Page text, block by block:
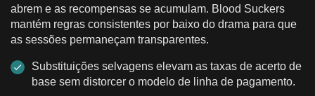
abrem e as recompensas se acumulam. Blood Suckers
mantém regras consistentes por baixo do drama para que
as sessões permaneçam transparentes.
Substituições selvagens elevam as taxas de acerto de
base sem distorcer o modelo de linha de pagamento.